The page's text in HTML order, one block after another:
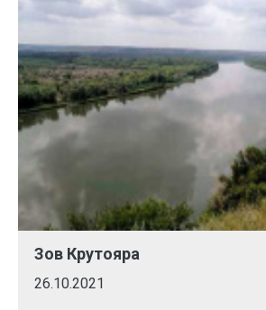
Зов Крутояра
26.10.2021